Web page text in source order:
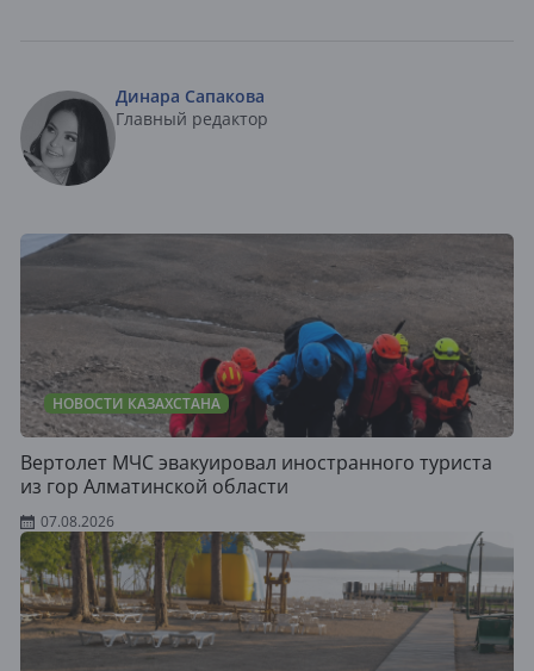
Динара Сапакова
Главный редактор
НОВОСТИ КАЗАХСТАНА
Вертолет МЧС эвакуировал иностранного туриста
из гор Алматинской области
07.08.2026